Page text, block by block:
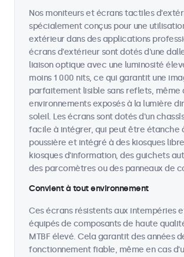
Nos moniteurs et écrans tactiles
spécialement conçus pour une
extérieur dans des applications
écrans d'extérieur sont dotés d'une
liaison optique avec une luminosité
moins 1 000 nits, ce qui garantit une
parfaitement lisible sans reflets, même
environnements exposés à la lumière
soleil. Les écrans sont dotés d'un
facile à intégrer, qui peut être étanche
poussière et intégré à des kiosques
kiosques d'information, des guichets
des parcomètres ou des panneaux de
Convient à tout environnement
Ces écrans résistents aux intempéries
équipés de composants de haute
MTBF élevé. Cela garantit des années
fonctionnement fiable, même en cas